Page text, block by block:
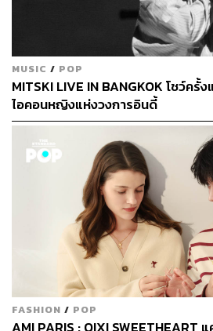
Dinner in the Sky
หากเป็นคู่รักที่ชอบความตื่นเต้นและอ
แนะนำให้ลอง Dinner in the Sky
ร้า
จากเบลเยียม ใช้เครนใหญ่สูงกว่า 50
20 ชั้น ยกโต๊ะอาหารพร้อมลูกค้า 22
สุขุมวิท สำหรับเมนูอาหารได้รับการ
โน พาลุมโบ เชฟใหญ่คนเก่งประจำห้
ของโรงแรม Sheraton Grande
ดินเนอร์ 4 คอร์ส เริ่มต้นด้วยคาร์ปา
เลมอนเดรสซิ่งและพาร์เมซานชีสโฟ
เมนคอร์สด้วยซุปเย็นกัซปาโช ซึ่งเป็นซุ
MUSIC / POP
MITSKI LIVE IN BANGKOK โชว์ครั้
ไอคอนหญิงแห่งวงการอินดี้
FASHION / POP